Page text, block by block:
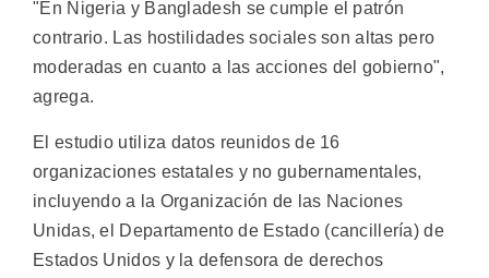
"En Nigeria y Bangladesh se cumple el patrón
contrario. Las hostilidades sociales son altas pero
moderadas en cuanto a las acciones del gobierno",
agrega.
El estudio utiliza datos reunidos de 16
organizaciones estatales y no gubernamentales,
incluyendo a la Organización de las Naciones
Unidas, el Departamento de Estado (cancillería) de
Estados Unidos y la defensora de derechos